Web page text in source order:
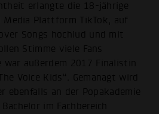
erlangte die 18-jährige
Media Plattform TikTok, auf
Songs hochlud und mit
Stimme viele Fans
war außerdem 2017 Finalistin
Voice Kids“. Gemanagt wird
ebenfalls an der Popakademie
im Fachbereich